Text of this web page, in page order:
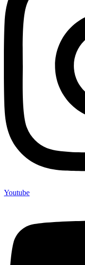
Youtube